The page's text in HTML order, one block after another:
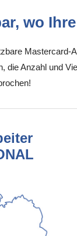
wo
Anzahl und